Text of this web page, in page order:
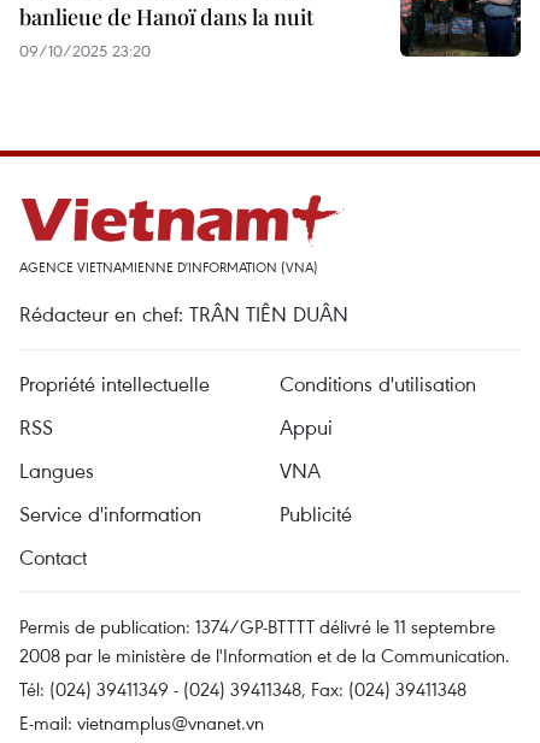
banlieue de Hanoï dans la nuit
09/10/2025 23:20
AGENCE VIETNAMIENNE D'INFORMATION (VNA)
Rédacteur en chef: TRÂN TIÊN DUÂN
Propriété intellectuelle
Conditions d'utilisation
RSS
Appui
Langues
VNA
Service d'information
Publicité
Contact
Permis de publication: 1374/GP-BTTTT délivré le 11 septembre
2008 par le ministère de l'Information et de la Communication.
Tél: (024) 39411349 - (024) 39411348, Fax: (024) 39411348
E-mail: vietnamplus@vnanet.vn